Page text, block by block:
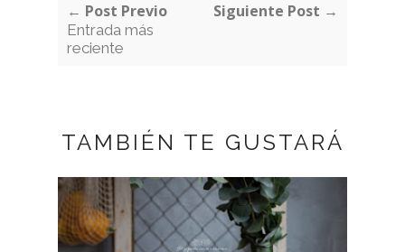
← Post Previo
Entrada más
reciente
Siguiente Post →
TAMBIÉN TE GUSTARÁ